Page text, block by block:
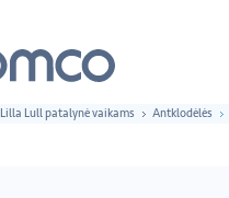
Lilla Lull patalynė vaikams Antklodėlės